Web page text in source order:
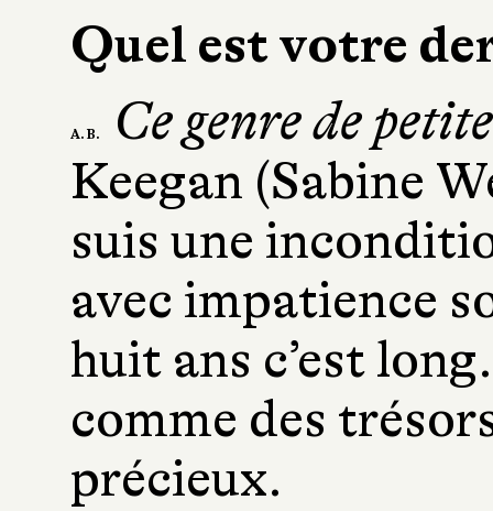
Quel est votre
A. B.
Ce genre de
Keegan (Sabine
suis une
avec impatience
huit ans c’est
comme des
précieux.